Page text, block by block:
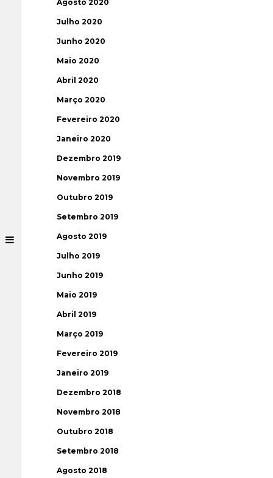
Agosto 2020
Julho 2020
Junho 2020
Maio 2020
Abril 2020
Março 2020
Fevereiro 2020
Janeiro 2020
Dezembro 2019
Novembro 2019
Outubro 2019
Setembro 2019
Agosto 2019
Julho 2019
Junho 2019
Maio 2019
Abril 2019
Março 2019
Fevereiro 2019
Janeiro 2019
Dezembro 2018
Novembro 2018
Outubro 2018
Setembro 2018
Agosto 2018